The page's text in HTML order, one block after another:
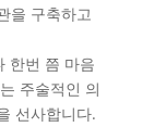
을 구축하고
한번 쯤 마음
주술적인 의
선사합니다.